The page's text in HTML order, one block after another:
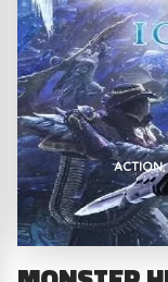
ACTION